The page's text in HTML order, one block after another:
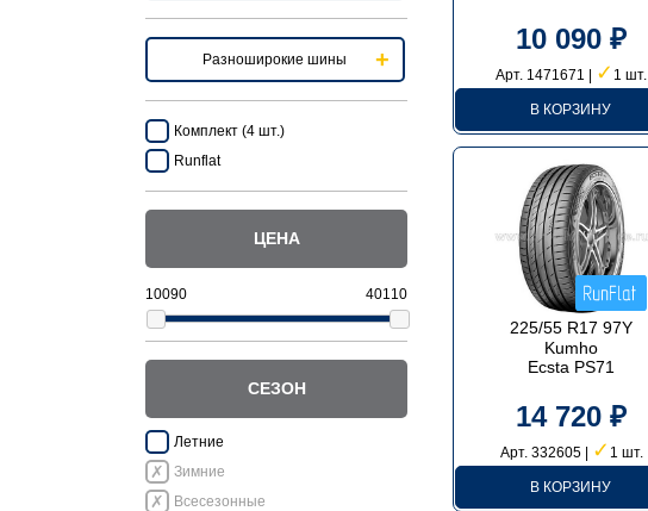
Разноширокие шины
Комплект (4 шт.)
Runflat
ЦЕНА
СЕЗОН
Летние
Зимние
Всесезонные
10 090 ₽
Арт. 1471671 | ✓ 1 шт.
В КОРЗИНУ
225/55 R17 97Y
Kumho
Ecsta PS71
14 720 ₽
Арт. 332605 | ✓ 1 шт.
В КОРЗИНУ